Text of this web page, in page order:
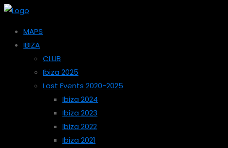
MAPS
IBIZA
CLUB
Ibiza 2025
Last Events 2020-2025
Ibiza 2024
Ibiza 2023
Ibiza 2022
Ibiza 2021